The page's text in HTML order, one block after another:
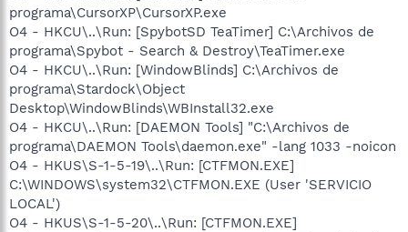
programa\CursorXP\CursorXP.exe
O4 - HKCU\..\Run: [SpybotSD TeaTimer] C:\Archivos de
programa\Spybot - Search & Destroy\TeaTimer.exe
O4 - HKCU\..\Run: [WindowBlinds] C:\Archivos de
programa\Stardock\Object
Desktop\WindowBlinds\WBInstall32.exe
O4 - HKCU\..\Run: [DAEMON Tools] "C:\Archivos de
programa\DAEMON Tools\daemon.exe" -lang 1033 -noicon
O4 - HKUS\S-1-5-19\..\Run: [CTFMON.EXE]
C:\WINDOWS\system32\CTFMON.EXE (User 'SERVICIO
LOCAL')
O4 - HKUS\S-1-5-20\..\Run: [CTFMON.EXE]